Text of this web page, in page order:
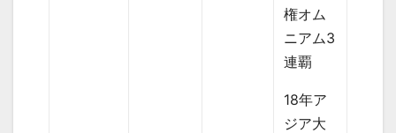
権オム
ニアム3
連覇
18年ア
ジア大